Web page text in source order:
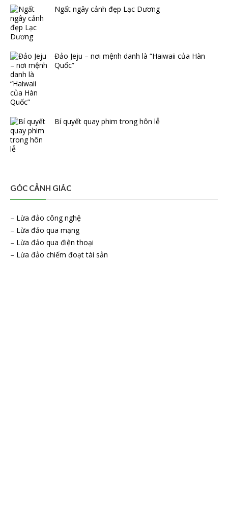
Ngất ngây cảnh đẹp Lạc Dương
Đảo Jeju – nơi mệnh danh là “Haiwaii của Hàn
Quốc”
Bí quyết quay phim trong hôn lễ
GÓC CẢNH GIÁC
– Lừa đảo công nghệ
– Lừa đảo qua mạng
– Lừa đảo qua điện thoại
– Lừa đảo chiếm đoạt tài sản